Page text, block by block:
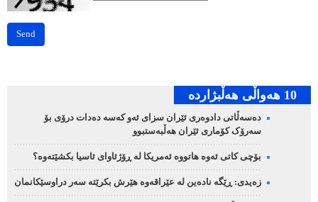
Send
10 هه‌واڵی هه‌ڵبژارده‌
دەسەڵاتی دادوەری ئێران سزای ئەو کەسە دەدات درۆی بۆ
سەرۆک کۆماری ئێران هەڵبەستبوو
بۆچی کاتی ئەوە هاتووە ئەمریکا لە ڕۆژئاوای ئاسیا بکشێتەوە؟
زەیدی: ڕێگە نادەین لە عێراقەوە هێرش بکرێتە سەر دراوسێکانمان